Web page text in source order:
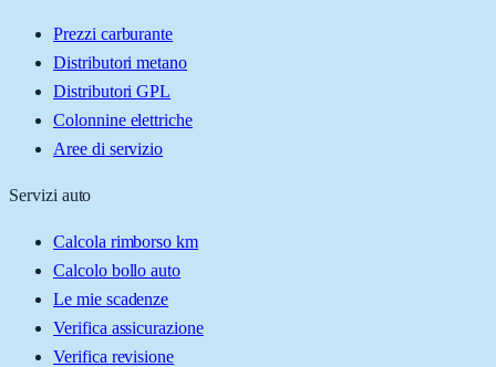
Prezzi carburante
Distributori metano
Distributori GPL
Colonnine elettriche
Aree di servizio
Servizi auto
Calcola rimborso km
Calcolo bollo auto
Le mie scadenze
Verifica assicurazione
Verifica revisione